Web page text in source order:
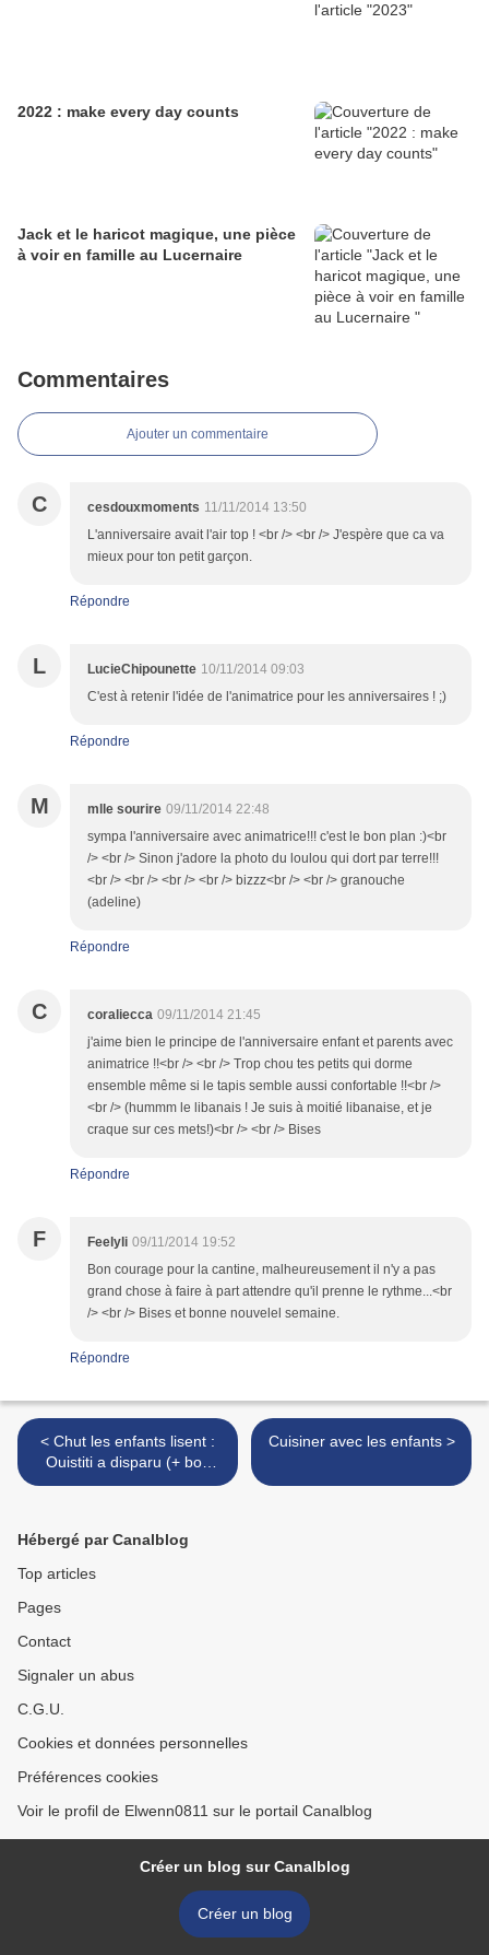
2022 : make every day counts
Jack et le haricot magique, une pièce
à voir en famille au Lucernaire
Commentaires
Ajouter un commentaire
C cesdouxmoments 11/11/2014 13:50
L'anniversaire avait l'air top ! <br /> <br /> J'espère que ca va
mieux pour ton petit garçon.
Répondre
L LucieChipounette 10/11/2014 09:03
C'est à retenir l'idée de l'animatrice pour les anniversaires ! ;)
Répondre
M mlle sourire 09/11/2014 22:48
sympa l'anniversaire avec animatrice!!! c'est le bon plan :)<br
/> <br /> Sinon j'adore la photo du loulou qui dort par terre!!!
<br /> <br /> <br /> <br /> bizzz<br /> <br /> granouche
(adeline)
Répondre
C coraliecca 09/11/2014 21:45
j'aime bien le principe de l'anniversaire enfant et parents avec
animatrice !!<br /> <br /> Trop chou tes petits qui dorme
ensemble même si le tapis semble aussi confortable !!<br />
<br /> (hummm le libanais ! Je suis à moitié libanaise, et je
craque sur ces mets!)<br /> <br /> Bises
Répondre
F Feelyli 09/11/2014 19:52
Bon courage pour la cantine, malheureusement il n'y a pas
grand chose à faire à part attendre qu'il prenne le rythme...<br
/> <br /> Bises et bonne nouvelel semaine.
Répondre
< Chut les enfants lisent :
Ouistiti a disparu (+ bon
plan)
Cuisiner avec les enfants >
Hébergé par Canalblog
Top articles
Pages
Contact
Signaler un abus
C.G.U.
Cookies et données personnelles
Préférences cookies
Voir le profil de Elwenn0811 sur le portail Canalblog
Créer un blog sur Canalblog
Créer un blog